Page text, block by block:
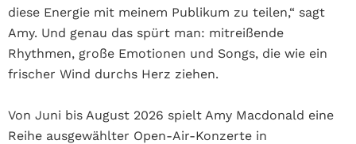
diese Energie mit meinem Publikum zu teilen,“ sagt
Amy. Und genau das spürt man: mitreißende
Rhythmen, große Emotionen und Songs, die wie ein
frischer Wind durchs Herz ziehen.
Von Juni bis August 2026 spielt Amy Macdonald eine
Reihe ausgewählter Open-Air-Konzerte in